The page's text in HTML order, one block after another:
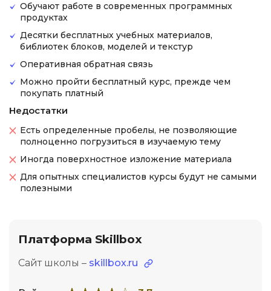
Обучают работе в современных программных
продуктах
Десятки бесплатных учебных материалов,
библиотек блоков, моделей и текстур
Оперативная обратная связь
Можно пройти бесплатный курс, прежде чем
покупать платный
Недостатки
Есть определенные пробелы, не позволяющие
полноценно погрузиться в изучаемую тему
Иногда поверхностное изложение материала
Для опытных специалистов курсы будут не самыми
полезными
Платформа Skillbox
Сайт школы – skillbox.ru